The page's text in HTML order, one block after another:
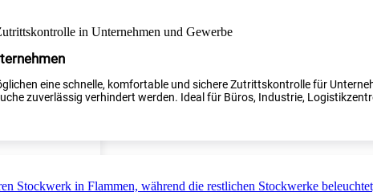
eine schnelle, komfortable und sichere Zutrittskontrolle für
zuverlässig verhindert werden. Ideal für Büros, Industrie,